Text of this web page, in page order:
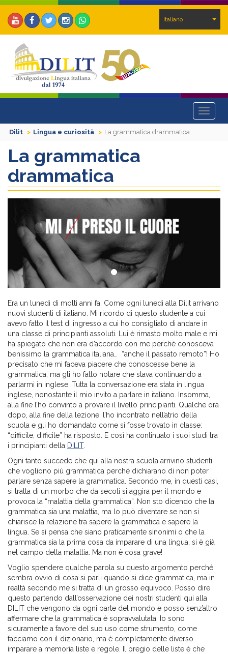
Italiano
Toggle
Dilit
Lingua e curiosità La grammatica drammatica
La grammatica
drammatica
Era un lunedì di molti anni fa. Come ogni lunedì alla Dilit arrivano
nuovi studenti di italiano. Mi ricordo di questo studente a cui
avevo fatto il test di ingresso a cui ho consigliato di andare in
una classe di principianti assoluti. Lui è rimasto molto male e mi
ha spiegato che non era d’accordo con me perché conosceva
benissimo la grammatica italiana… “anche il passato remoto”! Ho
precisato che mi faceva piacere che conoscesse bene la
grammatica, ma gli ho fatto notare che stava continuando a
parlarmi in inglese. Tutta la conversazione era stata in lingua
inglese, nonostante il mio invito a parlare in italiano. Insomma,
alla fine l’ho convinto a provare il livello principianti. Qualche ora
dopo, alla fine della lezione, l’ho incontrato nell’atrio della
scuola e gli ho domandato come si fosse trovato in classe:
“difficile, difficile” ha risposto. E così ha continuato i suoi studi tra
i principianti della DILIT.
Ogni tanto succede che qui alla nostra scuola arrivino studenti
che vogliono più grammatica perché dichiarano di non poter
parlare senza sapere la grammatica. Secondo me, in questi casi,
si tratta di un morbo che da secoli si aggira per il mondo e
provoca la “malattia della grammatica”. Non sto dicendo che la
grammatica sia una malattia, ma lo può diventare se non si
chiarisce la relazione tra sapere la grammatica e sapere la
lingua. Se si pensa che siano praticamente sinonimi o che la
grammatica sia la prima cosa da imparare di una lingua, si è già
nel campo della malattia. Ma non è cosa grave!
Voglio spendere qualche parola su questo argomento perché
sembra ovvio di cosa si parli quando si dice grammatica, ma in
realtà secondo me si tratta di un grosso equivoco. Posso dire
questo partendo dall’osservazione dei nostri studenti qui alla
DILIT che vengono da ogni parte del mondo e posso senz’altro
affermare che la grammatica è sopravvalutata. Io sono
sicuramente a favore del suo uso come strumento, come
facciamo con il dizionario, ma è completamente diverso
imparare a memoria liste e regole. Il pregio delle liste è che